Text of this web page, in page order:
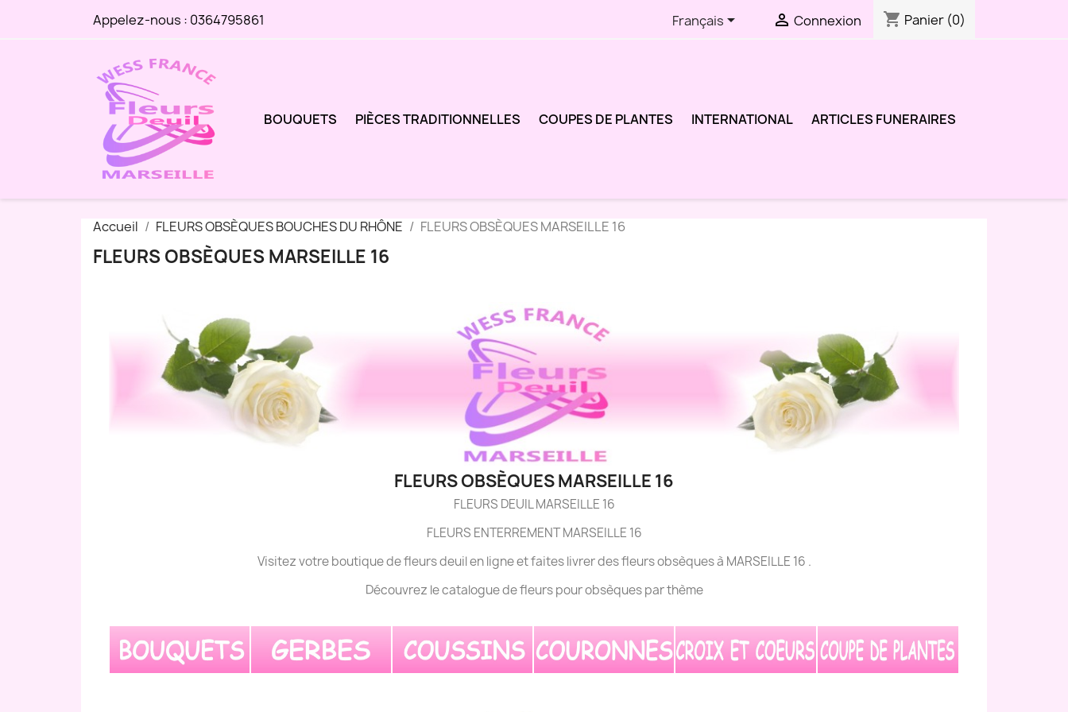
Appelez-nous : 0364795861 Français  Connexion shopping_cart Panier (0)
BOUQUETS PIÈCES TRADITIONNELLES COUPES DE PLANTES INTERNATIONAL ARTICLES FUNERAIRES
Accueil FLEURS OBSÈQUES BOUCHES DU RHÔNE FLEURS OBSÈQUES MARSEILLE 16
FLEURS OBSÈQUES MARSEILLE 16
FLEURS OBSÈQUES MARSEILLE 16
FLEURS DEUIL MARSEILLE 16
FLEURS ENTERREMENT MARSEILLE 16
Visitez votre boutique de fleurs deuil en ligne et faites livrer des fleurs obsèques à MARSEILLE 16 .
Découvrez le catalogue de fleurs pour obsèques par thème